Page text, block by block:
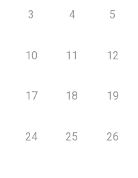
3 4 5
10 11 12
17 18 19
24 25 26